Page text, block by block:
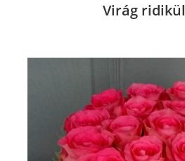
Virág ridikül